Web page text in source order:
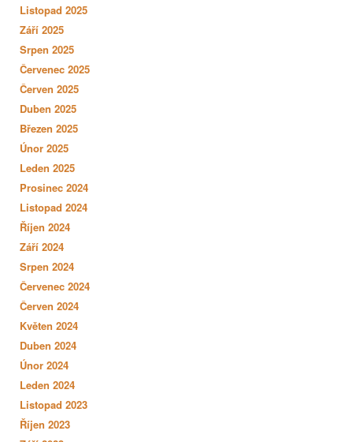
Listopad 2025
Září 2025
Srpen 2025
Červenec 2025
Červen 2025
Duben 2025
Březen 2025
Únor 2025
Leden 2025
Prosinec 2024
Listopad 2024
Říjen 2024
Září 2024
Srpen 2024
Červenec 2024
Červen 2024
Květen 2024
Duben 2024
Únor 2024
Leden 2024
Listopad 2023
Říjen 2023